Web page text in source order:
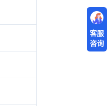
客服
咨询